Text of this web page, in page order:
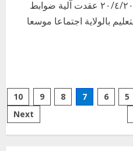
مدني/هبه عبدالله أرباب ٢٠/٤/٢٠٢٦ عقدت آلية ضوابط
بالولاية اجتماعا موسعا
5
6
7
8
9
10
Next
الجودة بالولايات